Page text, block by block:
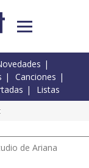
Canciones
Listas
de Ariana